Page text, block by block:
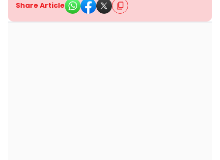
Share Article